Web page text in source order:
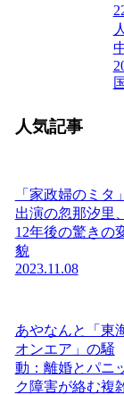
人気記事
「家政婦のミタ」
出演の忽那汐里、
12年後の驚きの
貌
2023.11.08
あやなんと「東
オンエア」の騒
動：離婚とパニ
ク障害が絡む複